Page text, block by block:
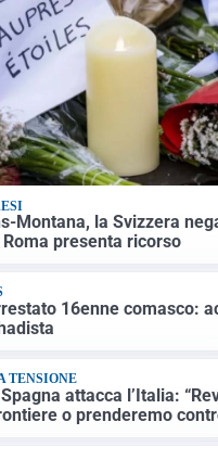
Montana, la Svizzera
presenta ricorso
16enne comasco:
TENSIONE
attacca l’Italia:
o prenderemo